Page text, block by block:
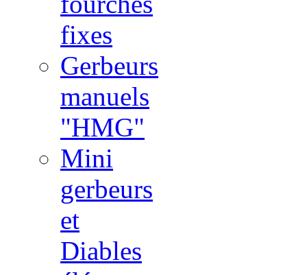
fixes
Gerbeurs
manuels
"HMG"
Mini
gerbeurs
et
Diables